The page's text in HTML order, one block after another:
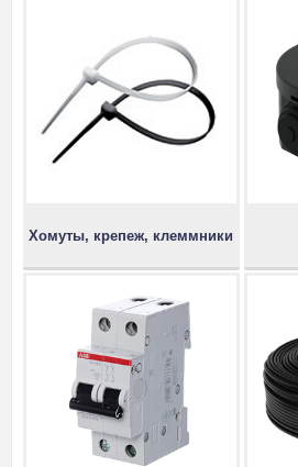
Хомуты, крепеж, клеммники